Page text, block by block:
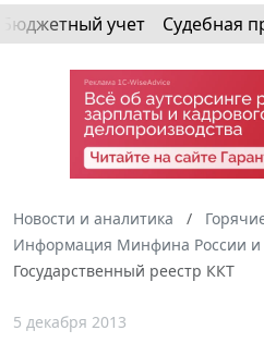
Бюджетный учет Судебная
Новости и аналитика
Информация Минфина России и
Государственный реестр ККТ
5 декабря 2013